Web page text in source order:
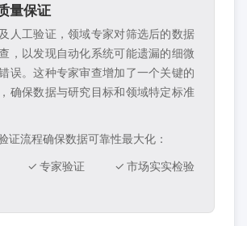
量保证
人工验证，领域专家对筛选后的数据
，以发现自动化系统可能遗漏的细微
误。这种专家审查增加了一个关键的
确保数据与研究目标和领域特定标准
证流程确保数据可靠性最大化：
✓ 专家验证 ✓ 市场实实检验